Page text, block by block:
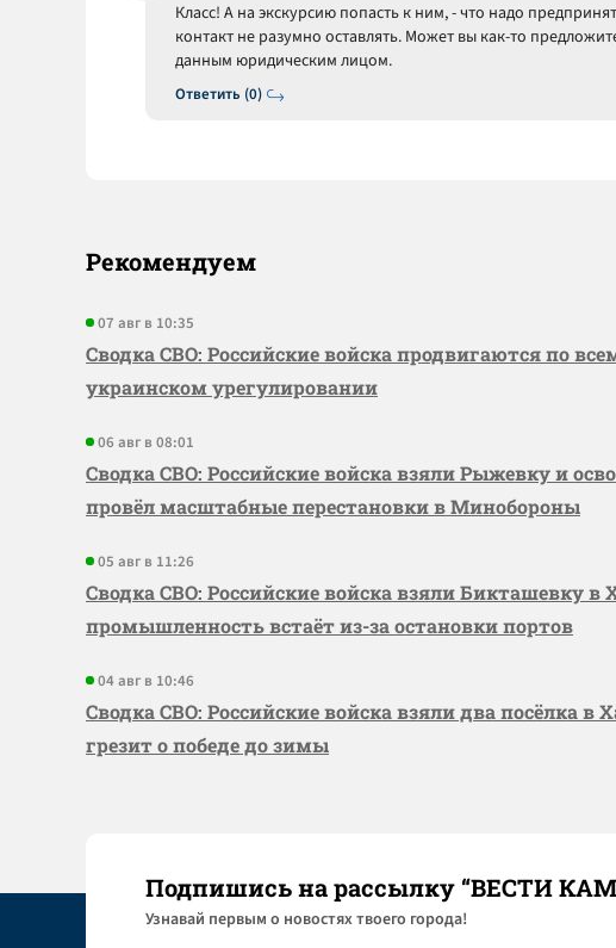
Ответить (0)
Класс! А на экскурсию попасть к ним, - что надо
контакт не разумно оставлять. Может вы как-то
данным юридическим лицом.
Рекомендуем
07 авг в 10:35
Сводка СВО: Российские войска продвигаются по
украинском урегулировании
06 авг в 08:01
Сводка СВО: Российские войска взяли Рыжевку и
провёл масштабные перестановки в Минобороны
05 авг в 11:26
Сводка СВО: Российские войска взяли Бикташевку в
промышленность встаёт из-за остановки портов
04 авг в 10:46
Сводка СВО: Российские войска взяли два посёлка в
грезит о победе до зимы
Подпишись на рассылку “ВЕСТИ
Узнaвай первым о новостях твоего города!